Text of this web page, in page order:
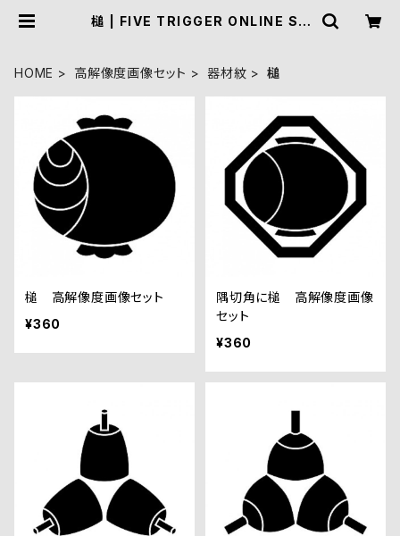
槌 | FIVE TRIGGER ONLINE SH
HOME 高解像度画像セット 器材紋 槌
槌 高解像度画像セット
¥360
隅切角に槌 高解像度画像
セット
¥360